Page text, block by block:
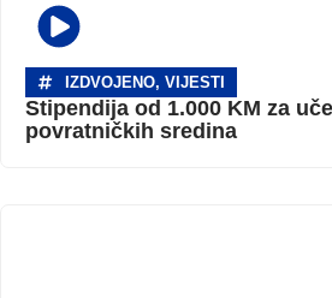
IZDVOJENO, VIJESTI
Stipendija od 1.000 KM za
povratničkih sredina